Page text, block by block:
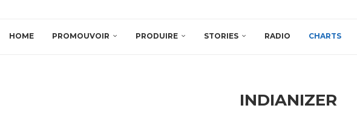
HOME PROMOUVOIR PRODUIRE STORIES RADIO CHARTS
INDIANIZER